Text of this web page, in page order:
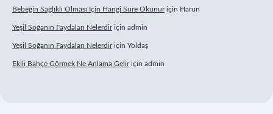
Bebeğin Sağlıklı Olması Için Hangi Sure Okunuriçin Harun
Yeşil Soğanın Faydaları Nelerdiriçin admin
Yeşil Soğanın Faydaları Nelerdiriçin Yoldaş
Ekili Bahçe Görmek Ne Anlama Geliriçin admin